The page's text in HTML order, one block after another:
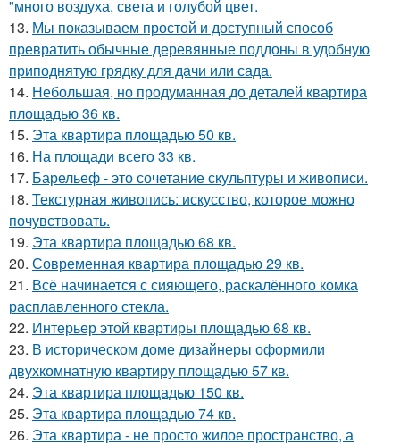
"много воздуха, света и голубой цвет.
13. Мы показываем простой и доступный способ
превратить обычные деревянные поддоны в удобную
приподнятую грядку для дачи или сада.
14. Небольшая, но продуманная до деталей квартира
площадью 36 кв.
15. Эта квартира площадью 50 кв.
16. На площади всего 33 кв.
17. Барельеф - это сочетание скульптуры и живописи.
18. Текстурная живопись: искусство, которое можно
почувствовать.
19. Эта квартира площадью 68 кв.
20. Современная квартира площадью 29 кв.
21. Всё начинается с сияющего, раскалённого комка
расплавленного стекла.
22. Интерьер этой квартиры площадью 68 кв.
23. В историческом доме дизайнеры оформили
двухкомнатную квартиру площадью 57 кв.
24. Эта квартира площадью 150 кв.
25. Эта квартира площадью 74 кв.
26. Эта квартира - не просто жилое пространство, а